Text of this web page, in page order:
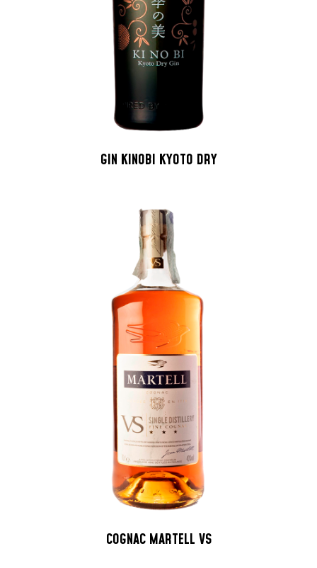
GIN KINOBI KYOTO DRY
COGNAC MARTELL VS